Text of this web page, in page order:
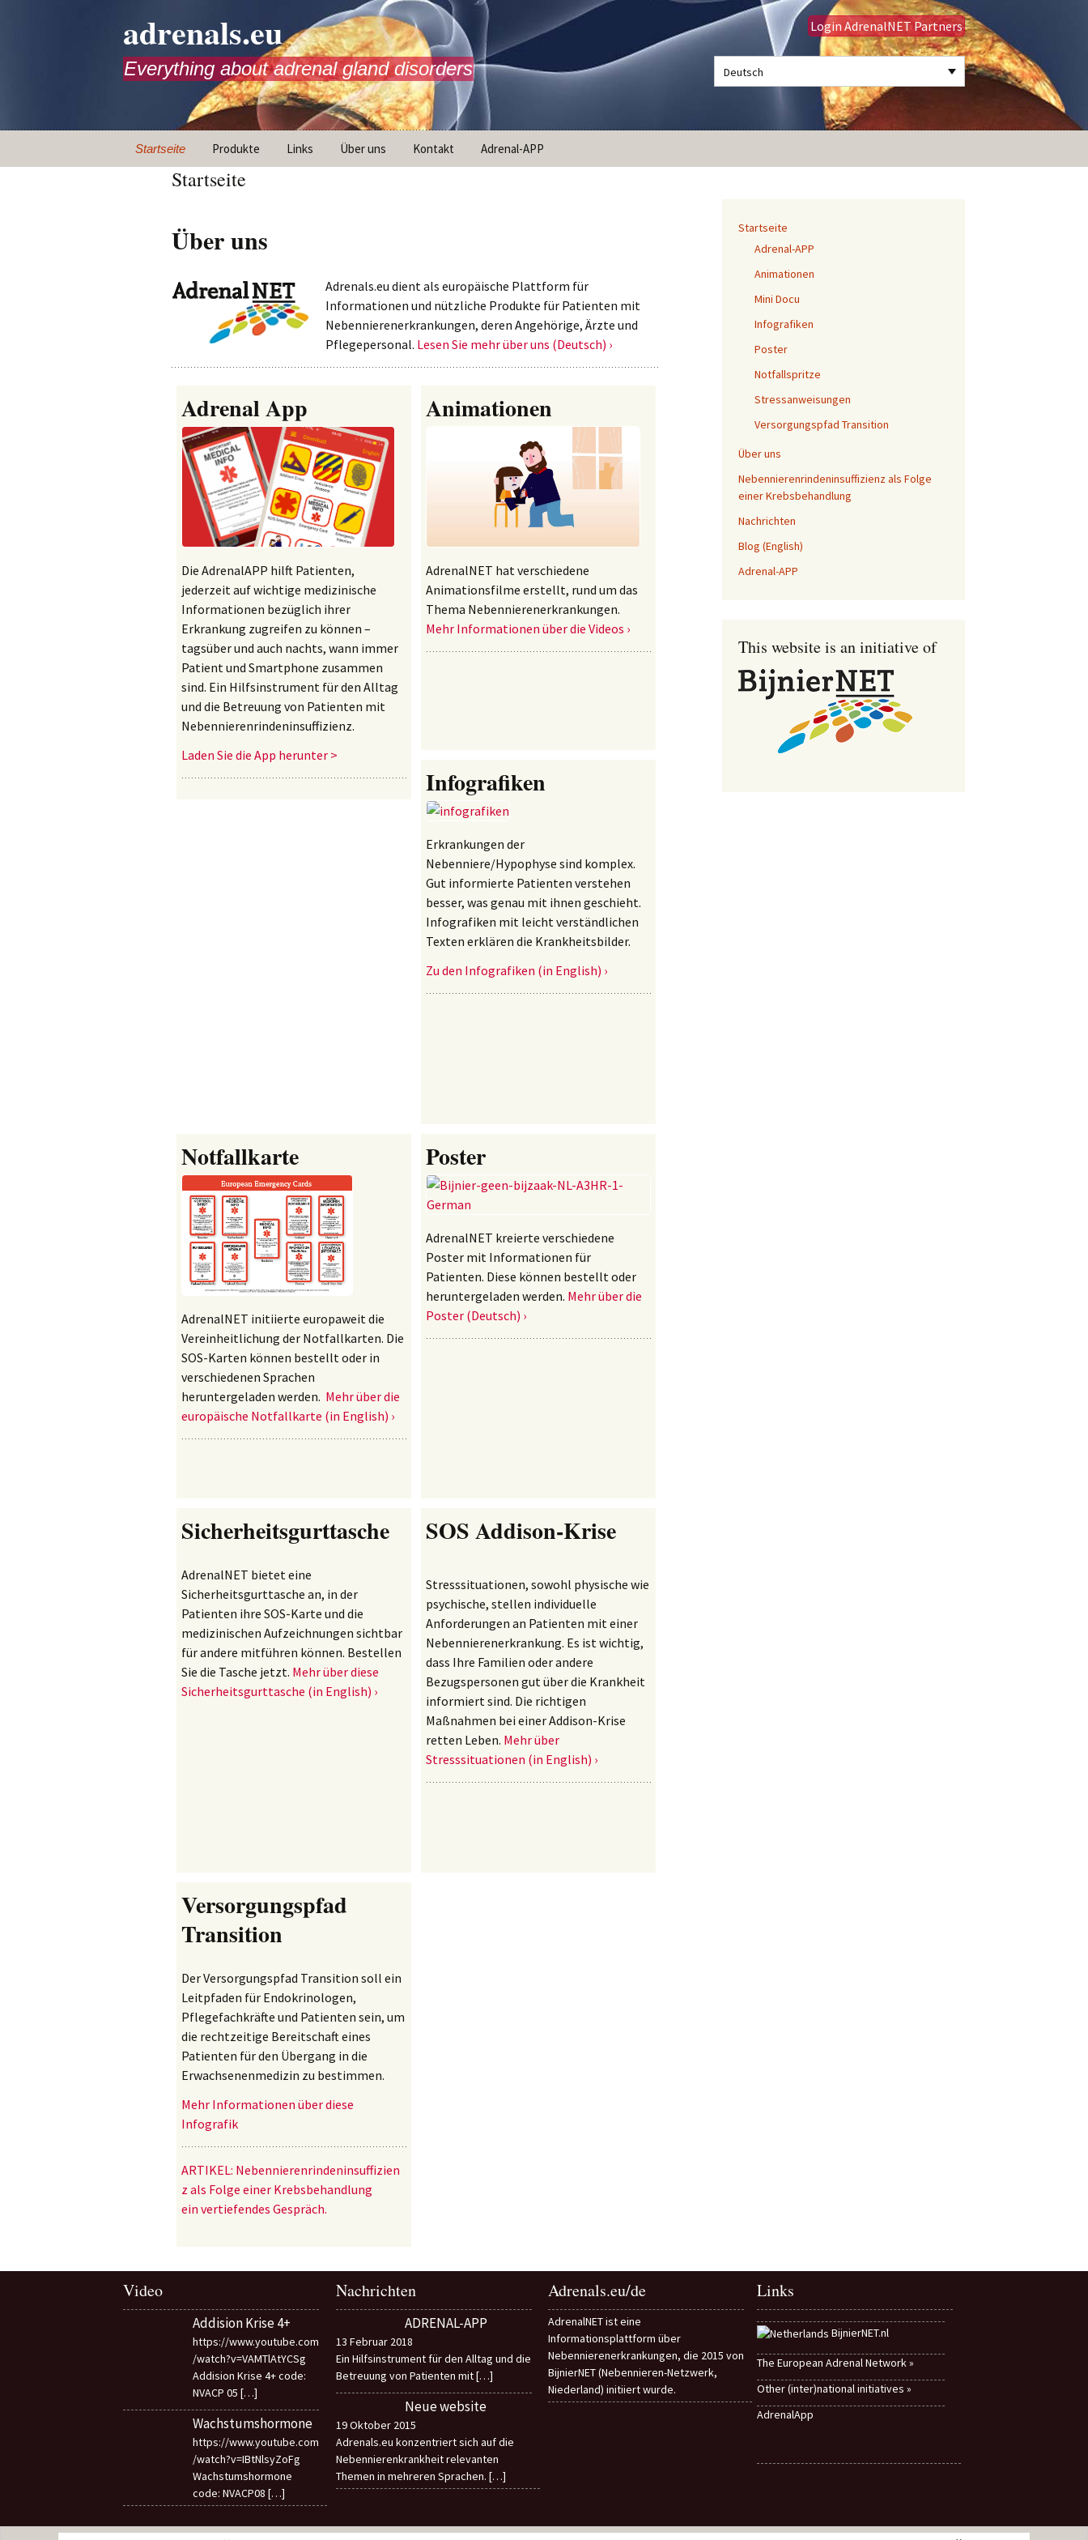
adrenals.eu
Everything about adrenal gland disorders
Login AdrenalNET Partners
Deutsch
Startseite Produkte
Versorgungspfad
Infografiken
Mini Docu
Poster
Adrenal-APP
Links Über uns Kontakt Adrenal-APP
Startseite
Über uns
Adrenals.eu dient als europäische Plattform für
Informationen und nützliche Produkte für Patienten mit
Nebennierenerkrankungen, deren Angehörige, Ärzte und
Pflegepersonal. Lesen Sie mehr über uns (Deutsch) ›
Adrenal App
Die AdrenalAPP hilft Patienten,
jederzeit auf wichtige medizinische
Informationen bezüglich ihrer
Erkrankung zugreifen zu können –
tagsüber und auch nachts, wann immer
Patient und Smartphone zusammen
sind. Ein Hilfsinstrument für den Alltag
und die Betreuung von Patienten mit
Nebennierenrindeninsuffizienz.
Laden Sie die App herunter >
Animationen
AdrenalNET hat verschiedene
Animationsfilme erstellt, rund um das
Thema Nebennierenerkrankungen.
Mehr Informationen über die Videos ›
Infografiken
Erkrankungen der
Nebenniere/Hypophyse sind komplex.
Gut informierte Patienten verstehen
besser, was genau mit ihnen geschieht.
Infografiken mit leicht verständlichen
Texten erklären die Krankheitsbilder.
Zu den Infografiken (in English) ›
Notfallkarte
AdrenalNET initiierte europaweit die
Vereinheitlichung der Notfallkarten. Die
SOS-Karten können bestellt oder in
verschiedenen Sprachen
heruntergeladen werden. Mehr über die
europäische Notfallkarte (in English) ›
Poster
AdrenalNET kreierte verschiedene
Poster mit Informationen für
Patienten. Diese können bestellt oder
heruntergeladen werden. Mehr über die
Poster (Deutsch) ›
Sicherheitsgurttasche
AdrenalNET bietet eine
Sicherheitsgurttasche an, in der
Patienten ihre SOS-Karte und die
medizinischen Aufzeichnungen sichtbar
für andere mitführen können. Bestellen
Sie die Tasche jetzt. Mehr über diese
Sicherheitsgurttasche (in English) ›
SOS Addison-Krise
Stresssituationen, sowohl physische wie
psychische, stellen individuelle
Anforderungen an Patienten mit einer
Nebennierenerkrankung. Es ist wichtig,
dass Ihre Familien oder andere
Bezugspersonen gut über die Krankheit
informiert sind. Die richtigen
Maßnahmen bei einer Addison-Krise
retten Leben. Mehr über
Stresssituationen (in English) ›
Versorgungspfad
Transition
Der Versorgungspfad Transition soll ein
Leitpfaden für Endokrinologen,
Pflegefachkräfte und Patienten sein, um
die rechtzeitige Bereitschaft eines
Patienten für den Übergang in die
Erwachsenenmedizin zu bestimmen.
Mehr Informationen über diese
Infografik
ARTIKEL: Nebennierenrindeninsuffizien
z als Folge einer Krebsbehandlung
ein vertiefendes Gespräch.
Startseite
Adrenal-APP
Animationen
Mini Docu
Infografiken
Poster
Notfallspritze
Stressanweisungen
Versorgungspfad Transition
Über uns
Nebennierenrindeninsuffizienz als Folge
einer Krebsbehandlung
Nachrichten
Blog (English)
Adrenal-APP
This website is an initiative of
Video
Addision Krise 4+
https://www.youtube.com
/watch?v=VAMTlAtYCSg
Addision Krise 4+ code:
NVACP 05 […]
Wachstumshormone
https://www.youtube.com
/watch?v=IBtNlsyZoFg
Wachstumshormone
code: NVACP08 […]
Nachrichten
ADRENAL-APP
13 Februar 2018
Ein Hilfsinstrument für den Alltag und die
Betreuung von Patienten mit[…]
Neue website
19 Oktober 2015
Adrenals.eu konzentriert sich auf die
Nebennierenkrankheit relevanten
Themen in mehreren Sprachen. […]
Adrenals.eu/de
AdrenalNET ist eine
Informationsplattform über
Nebennierenerkrankungen, die 2015 von
BijnierNET (Nebennieren-Netzwerk,
Niederland) initiiert wurde.
Links
BijnierNET.nl
The European Adrenal Network »
Other (inter)national initiatives »
AdrenalApp